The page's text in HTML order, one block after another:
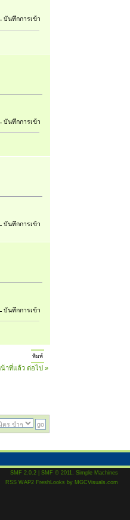
บันทึกการเข้า
บันทึกการเข้า
บันทึกการเข้า
บันทึกการเข้า
พิมพ์
น้าที่แล้ว ต่อไป »
SMF 2.0.2 SMF © 2011
Simple Machines
RSS WAP2 FreshLooks by MGCVisuals.com